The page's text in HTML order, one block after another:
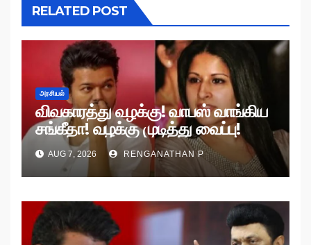
RELATED POST
அரசியல்
விவகாரத்து வழக்கு! வாபஸ் வாங்கிய
சங்கீதா! வழக்கு முடித்து வைப்பு!
AUG 7, 2026 RENGANATHAN P